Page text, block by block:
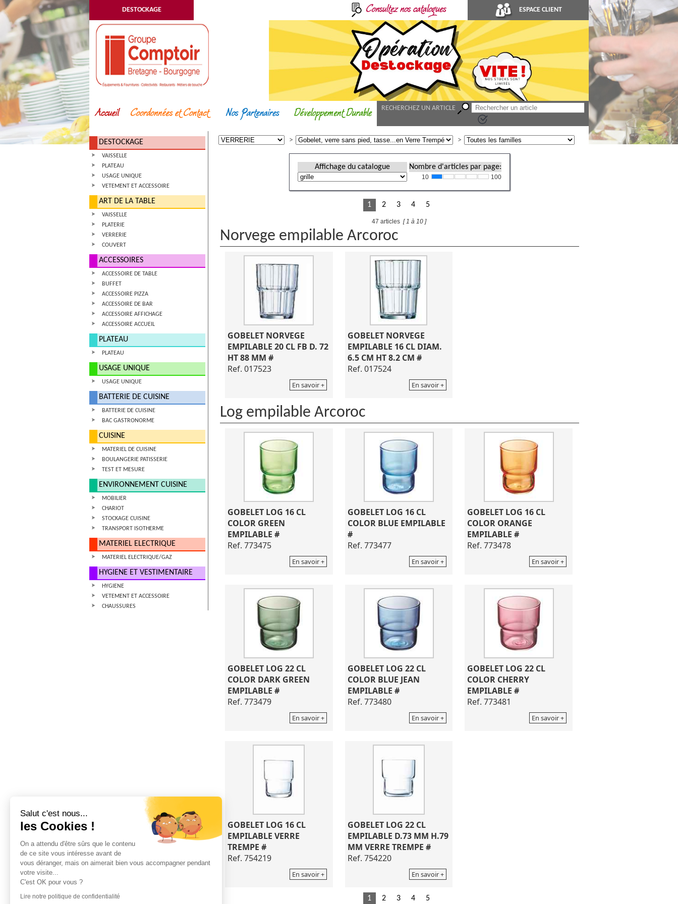
Salut c'est nous...
les Cookies !
On a attendu d'être sûrs que le contenu
de ce site vous intéresse avant de
vous déranger, mais on aimerait bien vous accompagner pendant
votre visite...
C'est OK pour vous ?
Lire notre politique de confidentialité
DESTOCKAGE ESPACE CLIENT
RECHERCHEZ UN ARTICLE
DESTOCKAGE
VAISSELLE
PLATEAU
USAGE UNIQUE
VETEMENT ET ACCESSOIRE
ART DE LA TABLE
VAISSELLE
PLATERIE
VERRERIE
COUVERT
ACCESSOIRES
ACCESSOIRE DE TABLE
BUFFET
ACCESSOIRE PIZZA
ACCESSOIRE DE BAR
ACCESSOIRE AFFICHAGE
ACCESSOIRE ACCUEIL
PLATEAU
PLATEAU
USAGE UNIQUE
USAGE UNIQUE
BATTERIE DE CUISINE
BATTERIE DE CUISINE
BAC GASTRONORME
CUISINE
MATERIEL DE CUISINE
BOULANGERIE PATISSERIE
TEST ET MESURE
ENVIRONNEMENT CUISINE
MOBILIER
CHARIOT
STOCKAGE CUISINE
TRANSPORT ISOTHERME
MATERIEL ELECTRIQUE
MATERIEL ELECTRIQUE/GAZ
HYGIENE ET VESTIMENTAIRE
HYGIENE
VETEMENT ET ACCESSOIRE
CHAUSSURES
Affichage du catalogue Nombre d'articles par page:
10 100
1 2 3 4 5
47 articles [ 1 à 10 ]
Norvege empilable Arcoroc
GOBELET NORVEGE
EMPILABLE 20 CL FB D. 72
HT 88 MM #
Ref. 017523
En savoir +
GOBELET NORVEGE
EMPILABLE 16 CL DIAM.
6.5 CM HT 8.2 CM #
Ref. 017524
En savoir +
Log empilable Arcoroc
GOBELET LOG 16 CL
COLOR GREEN
EMPILABLE #
Ref. 773475
En savoir +
GOBELET LOG 16 CL
COLOR BLUE EMPILABLE
#
Ref. 773477
En savoir +
GOBELET LOG 16 CL
COLOR ORANGE
EMPILABLE #
Ref. 773478
En savoir +
GOBELET LOG 22 CL
COLOR DARK GREEN
EMPILABLE #
Ref. 773479
En savoir +
GOBELET LOG 22 CL
COLOR BLUE JEAN
EMPILABLE #
Ref. 773480
En savoir +
GOBELET LOG 22 CL
COLOR CHERRY
EMPILABLE #
Ref. 773481
En savoir +
GOBELET LOG 16 CL
EMPILABLE VERRE
TREMPE #
Ref. 754219
En savoir +
GOBELET LOG 22 CL
EMPILABLE D.73 MM H.79
MM VERRE TREMPE #
Ref. 754220
En savoir +
1 2 3 4 5